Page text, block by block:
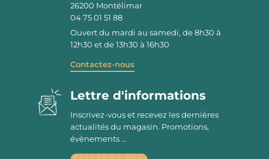
26200 Montélimar
04 75 01 51 88
Ouvert du mardi au samedi, de 8h30 à
12h30 et de 13h30 à 16h30
Contactez-nous
Lettre d'informations
Inscrivez-vous et recevez les dernières
actualités du magasin. Promotions,
évènements ...